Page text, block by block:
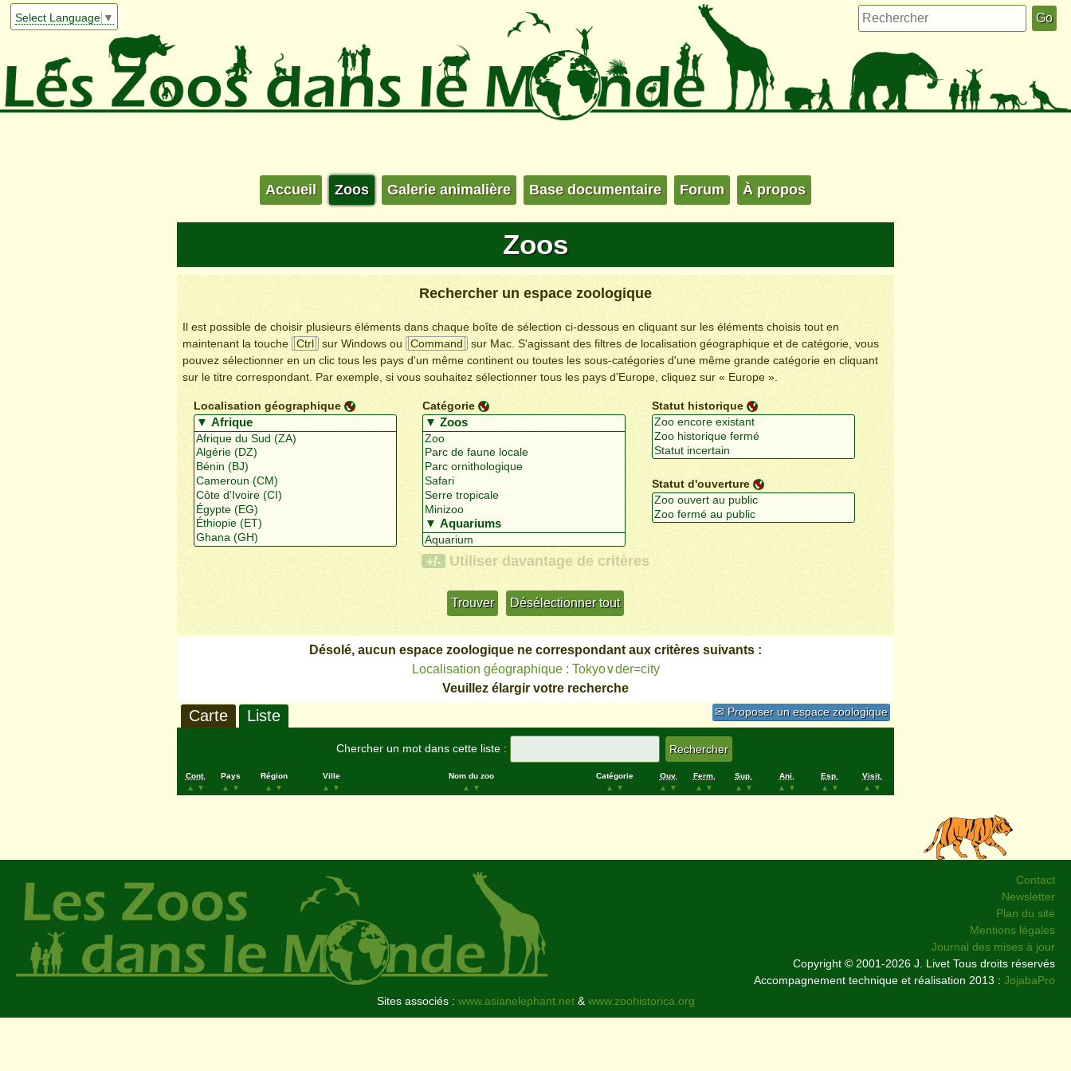
Select Language ▼
Accueil Zoos Galerie animalière Base documentaire Forum À propos
Zoos
Rechercher un espace zoologique
Il est possible de choisir plusieurs éléments dans chaque boîte de sélection ci-dessous en cliquant sur les éléments choisis tout en
maintenant la touche
Ctrl sur Windows ou Command
sur Mac. S'agissant des filtres de localisation géographique et de catégorie, vous
pouvez sélectionner en un clic tous les pays d'un même continent ou toutes les sous-catégories d'une même grande catégorie en cliquant
sur le titre correspondant. Par exemple, si vous souhaitez sélectionner tous les pays d'Europe, cliquez sur « Europe ».
Localisation géographique Catégorie Statut historique
Statut d'ouverture
+/- Utiliser davantage de critères
Désolé, aucun espace zoologique ne correspondant aux critères suivants :
Localisation géographique : Tokyo∨der=city
Veuillez élargir votre recherche
✉ Proposer un espace zoologique
Carte Liste
Chercher un mot dans cette liste :
Cont.
▲
▼
Pays
▲
▼
Région
▲
▼
Ville
▲
▼
Nom du zoo
▲
▼
Catégorie
▲
▼
Ouv.
▲
▼
Ferm.
▲
▼
Sup.
▲
▼
Ani.
▲
▼
Esp.
▲
▼
Visit.
▲
▼
Contact
Newsletter
Plan du site
Mentions légales
Journal des mises à jour
Copyright © 2001-2026 J. Livet Tous droits réservés
Accompagnement technique et réalisation 2013 : JojabaPro
Sites associés : www.asianelephant.net&www.zoohistorica.org